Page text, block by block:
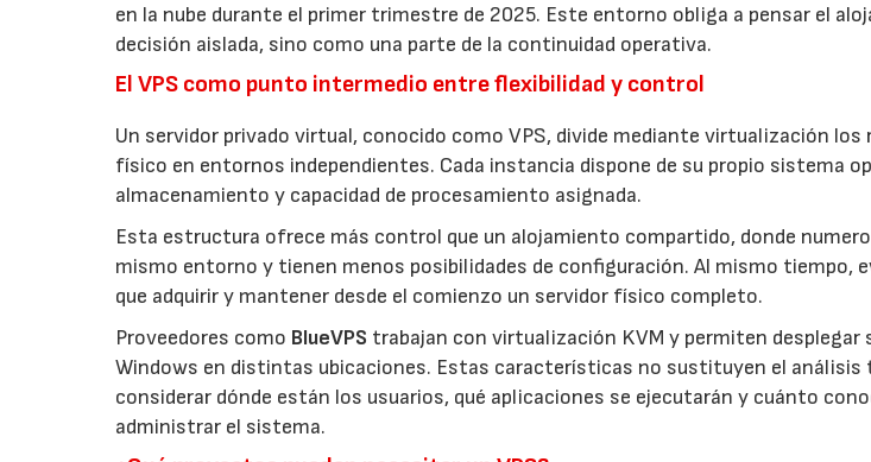
en la nube durante el primer trimestre de 2025. Este entorno obliga a pensar el
decisión aislada, sino como una parte de la continuidad operativa.
El VPS como punto intermedio entre flexibilidad y control
Un servidor privado virtual, conocido como VPS, divide mediante virtualización los
físico en entornos independientes. Cada instancia dispone de su propio sistema
almacenamiento y capacidad de procesamiento asignada.
Esta estructura ofrece más control que un alojamiento compartido, donde
mismo entorno y tienen menos posibilidades de configuración. Al mismo tiempo,
que adquirir y mantener desde el comienzo un servidor físico completo.
Proveedores como BlueVPS trabajan con virtualización KVM y permiten desplegar
Windows en distintas ubicaciones. Estas características no sustituyen el análisis
considerar dónde están los usuarios, qué aplicaciones se ejecutarán y cuánto
administrar el sistema.